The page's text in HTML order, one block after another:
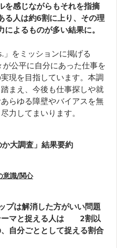
を感じながらもそれを指摘
る人は約6割に上り、その理
よるものが多い結果に。
」をミッションに掲げる
公平に自分にあった仕事を
現を目指しています。本調
まえ、今後も仕事探しや就
らゆる障壁やバイアスを無
力してまいります。
大調査」結果要約
意識/関心
プは解消した方がいい問題
ーマと捉える人は 2割以
自分ごととして捉える割合